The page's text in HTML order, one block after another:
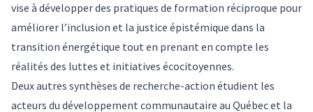
vise à développer des pratiques de formation réciproque pour
améliorer l’inclusion et la justice épistémique dans la
transition énergétique tout en prenant en compte les
réalités des luttes et initiatives écocitoyennes.
Deux autres synthèses de recherche-action étudient les
acteurs du développement communautaire au Québec et la